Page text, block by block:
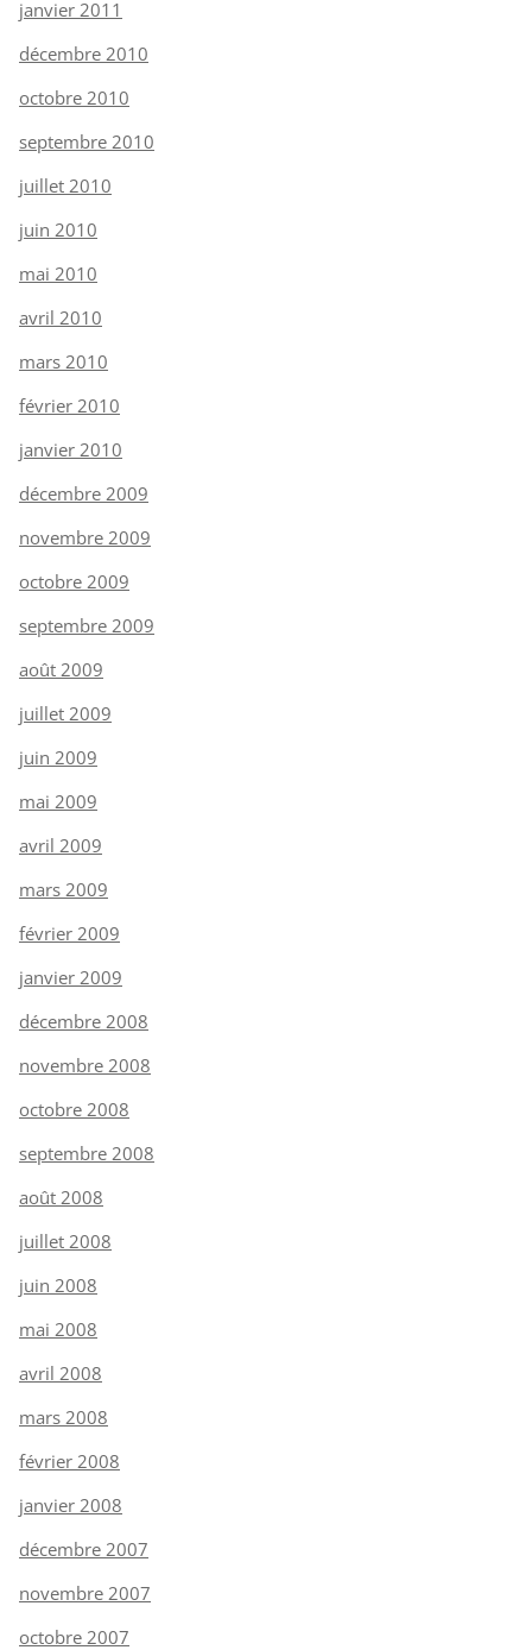
janvier 2011
décembre 2010
octobre 2010
septembre 2010
juillet 2010
juin 2010
mai 2010
avril 2010
mars 2010
février 2010
janvier 2010
décembre 2009
novembre 2009
octobre 2009
septembre 2009
août 2009
juillet 2009
juin 2009
mai 2009
avril 2009
mars 2009
février 2009
janvier 2009
décembre 2008
novembre 2008
octobre 2008
septembre 2008
août 2008
juillet 2008
juin 2008
mai 2008
avril 2008
mars 2008
février 2008
janvier 2008
décembre 2007
novembre 2007
octobre 2007